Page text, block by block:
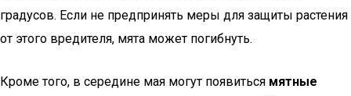
градусов. Если не предпринять меры для защиты растения
от этого вредителя, мята может погибнуть.
Кроме того, в середине мая могут появиться мятные